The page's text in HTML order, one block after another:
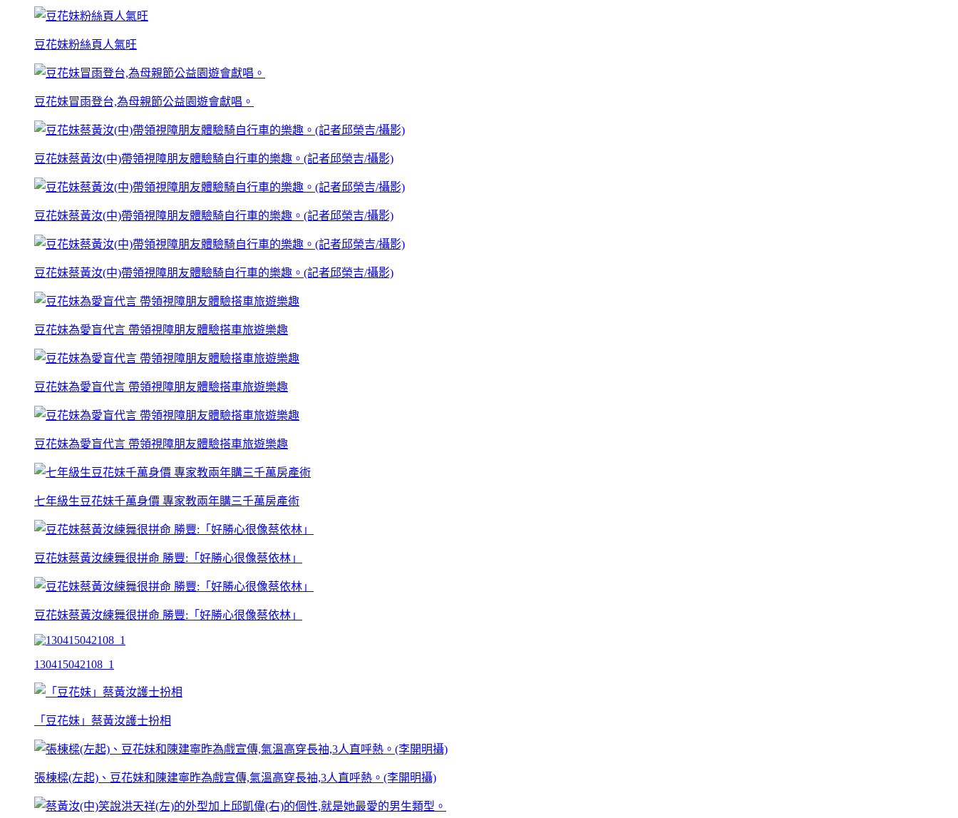
豆花妹粉絲頁人氣旺
豆花妹冒雨登台,為母親節公益園遊會獻唱。
豆花妹蔡黃汝(中)帶領視障朋友體驗騎自行車的樂趣。(記者邱榮吉/攝影)
豆花妹蔡黃汝(中)帶領視障朋友體驗騎自行車的樂趣。(記者邱榮吉/攝影)
豆花妹蔡黃汝(中)帶領視障朋友體驗騎自行車的樂趣。(記者邱榮吉/攝影)
豆花妹為愛盲代言 帶領視障朋友體驗搭車旅遊樂趣
豆花妹為愛盲代言 帶領視障朋友體驗搭車旅遊樂趣
豆花妹為愛盲代言 帶領視障朋友體驗搭車旅遊樂趣
七年級生豆花妹千萬身價 專家教兩年購三千萬房產術
豆花妹蔡黃汝練舞很拼命 勝豐:「好勝心很像蔡依林」
豆花妹蔡黃汝練舞很拼命 勝豐:「好勝心很像蔡依林」
130415042108_1
「豆花妹」蔡黃汝護士扮相
張棟樑(左起)、豆花妹和陳建寧昨為戲宣傳,氣溫高穿長袖,3人直呼熱。(李開明攝)